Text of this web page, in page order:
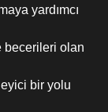
yardımcı
becerileri olan
bir yolu